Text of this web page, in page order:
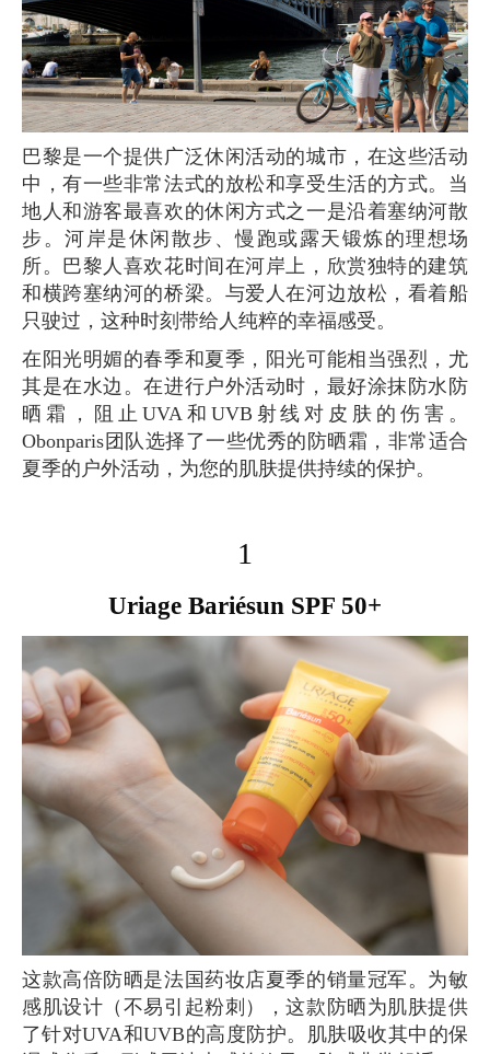
巴黎是一个提供广泛休闲活动的城市，在这些活动
中，有一些非常法式的放松和享受生活的方式。当
地人和游客最喜欢的休闲方式之一是沿着塞纳河散
步。河岸是休闲散步、慢跑或露天锻炼的理想场
所。巴黎人喜欢花时间在河岸上，欣赏独特的建筑
和横跨塞纳河的桥梁。与爱人在河边放松，看着船
只驶过，这种时刻带给人纯粹的幸福感受。
在阳光明媚的春季和夏季，阳光可能相当强烈，尤
其是在水边。在进行户外活动时，最好涂抹防水防
晒霜，阻止UVA和UVB射线对皮肤的伤害。
Obonparis团队选择了一些优秀的防晒霜，非常适合
夏季的户外活动，为您的肌肤提供持续的保护。
1
Uriage Bariésun SPF 50+
这款高倍防晒是法国药妆店夏季的销量冠军。为敏
感肌设计（不易引起粉刺），这款防晒为肌肤提供
了针对UVA和UVB的高度防护。肌肤吸收其中的保